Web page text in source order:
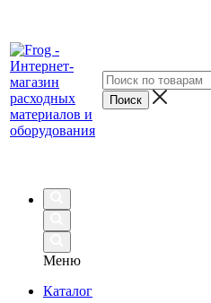
Меню
Каталог